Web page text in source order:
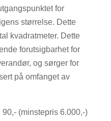
for
størrelse. Dette
kvadratmeter. Dette
forutsigbarhet for
og sørger for
på omfanget av
(minstepris 6.000,-)